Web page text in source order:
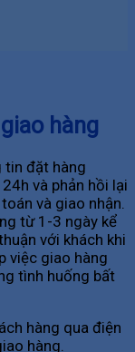
hàng
tin đặt hàng
và phản hồi lại
và giao nhận.
từ 1-3 ngày kể
với khách khi
việc giao hàng
tình huống bất
hàng qua điện
hàng.